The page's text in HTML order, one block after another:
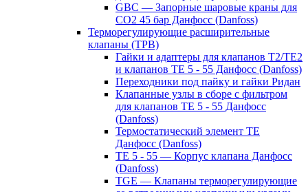
GBC — Запорные шаровые краны для
CO2 45 бар Данфосс (Danfoss)
Терморегулирующие расширительные
клапаны (ТРВ)
Гайки и адаптеры для клапанов T2/TE2
и клапанов TE 5 - 55 Данфосс (Danfoss)
Переходники под пайку и гайки Ридан
Клапанные узлы в сборе с фильтром
для клапанов TE 5 - 55 Данфосс
(Danfoss)
Термостатический элемент TE
Данфосс (Danfoss)
TE 5 - 55 — Корпус клапана Данфосс
(Danfoss)
TGE — Клапаны терморегулирующие